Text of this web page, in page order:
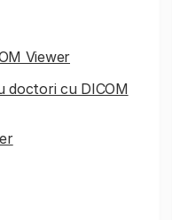
Viewer
doctori cu DICOM